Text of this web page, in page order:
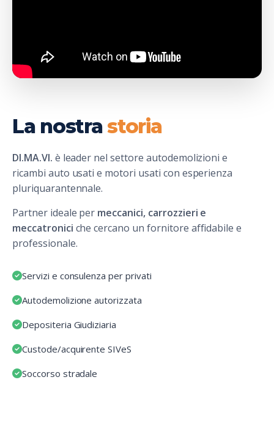
La nostrastoria
DI.MA.VI. è leader nel settore autodemolizioni e
ricambi auto usati e motori usati con esperienza
pluriquarantennale.
Partner ideale per meccanici, carrozzieri e
meccatronici che cercano un fornitore affidabile e
professionale.
Servizi e consulenza per privati
Autodemolizione autorizzata
Depositeria Giudiziaria
Custode/acquirente SIVeS
Soccorso stradale